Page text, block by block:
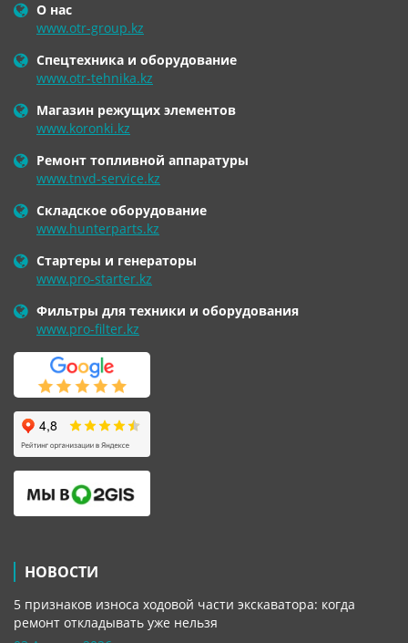
О нас
www.otr-group.kz
Спецтехника и оборудование
www.otr-tehnika.kz
Магазин режущих элементов
www.koronki.kz
Ремонт топливной аппаратуры
www.tnvd-service.kz
Складское оборудование
www.hunterparts.kz
Стартеры и генераторы
www.pro-starter.kz
Фильтры для техники и оборудования
www.pro-filter.kz
НОВОСТИ
5 признаков износа ходовой части экскаватора: когда
ремонт откладывать уже нельзя